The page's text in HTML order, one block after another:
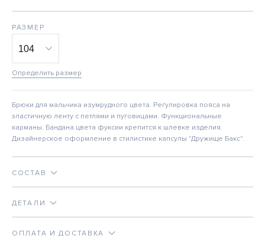
РАЗМЕР
Определить размер
Брюки для мальчика изумрудного цвета. Регулировка пояса на
эластичную ленту с петлями и пуговицами. Функциональные
карманы. Бандана цвета фуксии крепится к шлевке изделия.
Дизайнерское оформление в стилистике капсулы "Дружище Бакс".
СОСТАВ
ДЕТАЛИ
ОПЛАТА И ДОСТАВКА